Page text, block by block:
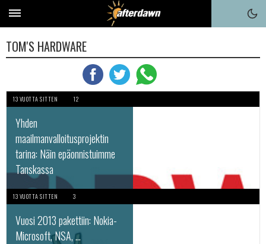
TOM'S HARDWARE
13 VUOTTA SITTEN 12
Yhden
maailmanvalloitusprojektin
tarina: Näin epäonnistuimme
Tanskassa
13 VUOTTA SITTEN 3
Vuosi 2013 pakettiin: Nokia-
Microsoft, NSA, ...